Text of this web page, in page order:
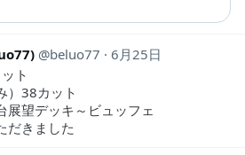
beluo77
6月25日
ト
）38カット
展望デッキ～ビュッフェ
だきました